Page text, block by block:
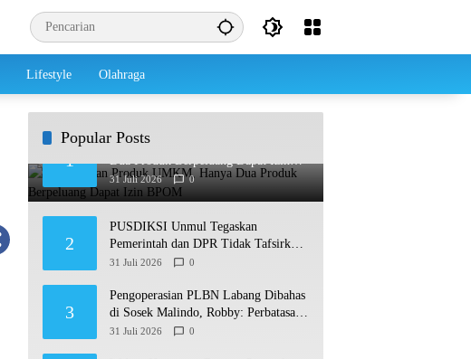
Lifestyle Olahraga
Popular Posts
1
Dari Belasan Produk UMKM, Hanya
Dua Produk Berpeluang Dapat Izin
BPOM
31 Juli 2026 0
2
PUSDIKSI Unmul Tegaskan
Pemerintah dan DPR Tidak Tafsirkan
Putusan MK Soal MBG Sesuka Hati
31 Juli 2026 0
3
Pengoperasian PLBN Labang Dibahas
di Sosek Malindo, Robby: Perbatasan
Jadi Motor Ekonomi
31 Juli 2026 0